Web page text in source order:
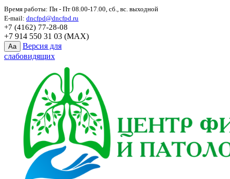
Время работы: Пн - Пт 08.00-17.00, сб., вс. выходной
E-mail: dncfpd@dncfpd.ru
+7 (4162) 77-28-08
+7 914 550 31 03 (MAX)
Aa
Версия для
слабовидящих